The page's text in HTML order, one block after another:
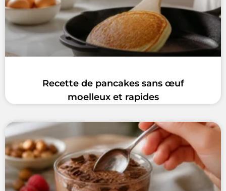
Recette de pancakes sans œuf
moelleux et rapides